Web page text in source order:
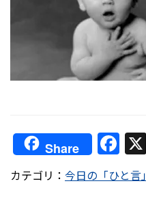
Share F
a
c
カテゴリ： 今日の「ひと言」